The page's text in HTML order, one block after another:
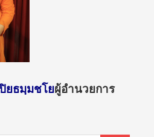
ยธมฺมชโยผู้อำนวยการ